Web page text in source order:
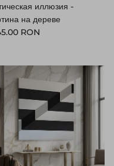
иллюзия -
на дереве
цена
RON